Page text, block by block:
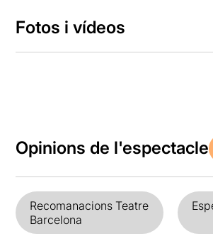
Fotos i vídeos
Opinions de l'espectacle
Recomanacions Teatre
Barcelona